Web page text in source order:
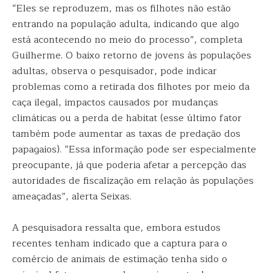
“Eles se reproduzem, mas os filhotes não estão
entrando na população adulta, indicando que algo
está acontecendo no meio do processo”, completa
Guilherme. O baixo retorno de jovens às populações
adultas, observa o pesquisador, pode indicar
problemas como a retirada dos filhotes por meio da
caça ilegal, impactos causados por mudanças
climáticas ou a perda de habitat (esse último fator
também pode aumentar as taxas de predação dos
papagaios). “Essa informação pode ser especialmente
preocupante, já que poderia afetar a percepção das
autoridades de fiscalização em relação às populações
ameaçadas”, alerta Seixas.
A pesquisadora ressalta que, embora estudos
recentes tenham indicado que a captura para o
comércio de animais de estimação tenha sido o